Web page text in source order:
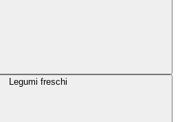
Legumi freschi